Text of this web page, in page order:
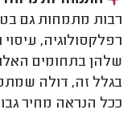
רבות מתמחות גם
רפלקסולוגיה,
שלהן בתחומים האלו
בגלל זה, דולה
ככל הנראה מחיר